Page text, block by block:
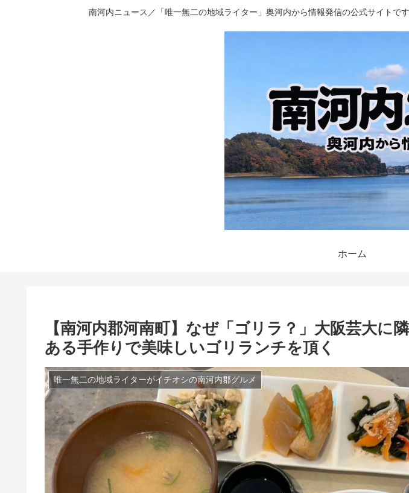
南河内ニュース／「唯一無二の地域ライター」奥河内から情報発信の公式サイトで
ホーム
【南河内郡河南町】なぜ「ゴリラ？」大阪芸大に
ある手作りで美味しいゴリランチを頂く
唯一無二の地域ライターがイチオシの南河内郡グルメ